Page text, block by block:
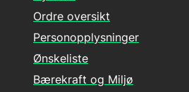
Ordre oversikt
Personopplysninger
Ønskeliste
Bærekraft og Miljø